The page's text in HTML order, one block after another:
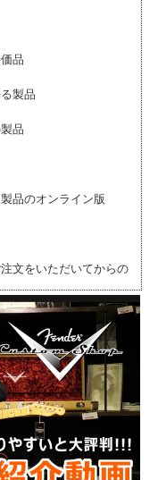
品
製品
品
品のオンライン版
文をいただいてからの